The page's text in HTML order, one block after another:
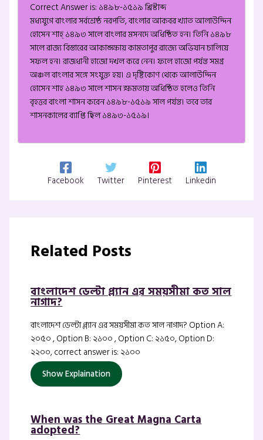
Correct Answer is: ১৪৯৮-১৫১৯ খ্রিস্টাব্দ
মধ্যযুগে বাংলার সর্বশ্রেষ্ঠ নরপতি, বাংলার আকবর খ্যাত আলাউদ্দিন
হোসেন শাহ্‌ ১৪৯৩ সালে বাংলার মসনদে অধিষ্ঠিত হন। তিনি ১৪৯৮
সালে রাজ্য বিস্তারের আকাঙ্ক্ষায় কামতাপুর রাজ্যে অভিযান চালিয়ে
সফল হন। রাজধানী হাজো দখল করে নেন। ফলে হাজো পর্যন্ত সমগ্র
অঞ্চল বাংলার সঙ্গে সংযুক্ত হয়। এ দৃষ্টিকোণ থেকে আলাউদ্দিন
হোসেন শাহ ১৪৯৩ সালে শাসন ক্ষমতায় অধিষ্ঠিত হলেও তিনি
বৃহত্তর বাংলা শাসন করেন ১৪৯৮-১৫১৯ সাল পর্যন্ত। তবে তার
শাসনকালের ব্যাপ্তি ছিল ১৪৯৩-১৫১৯।
Facebook Twitter Pinterest Linkedin
Related Posts
বাংলাদেশ ডেল্টা প্ল্যান এর সময়সীমা কত সাল
নাগাদ?
বাংলাদেশ ডেল্টা প্ল্যান এর সময়সীমা কত সাল নাগাদ? Option A:
২০৫০ , Option B: ২১০০ , Option C: ২১৫০, Option D:
২২০০, correct answer is: ২১০০
Show Explaination
When was the Great Magna Carta
adopted?